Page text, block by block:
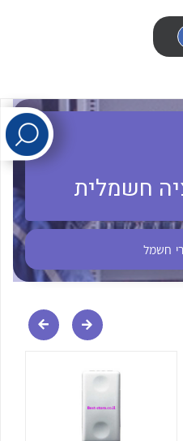
לכל מוצרי היצרן
חשמלית
חשמל